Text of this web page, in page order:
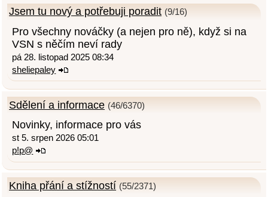
Jsem tu nový a potřebuji poradit (9/16)
Pro všechny nováčky (a nejen pro ně), když si na
VSN s něčím neví rady
pá 28. listopad 2025 08:34
sheliepaley
Sdělení a informace (46/6370)
Novinky, informace pro vás
st 5. srpen 2026 05:01
p!p@
Kniha přání a stížností (55/2371)